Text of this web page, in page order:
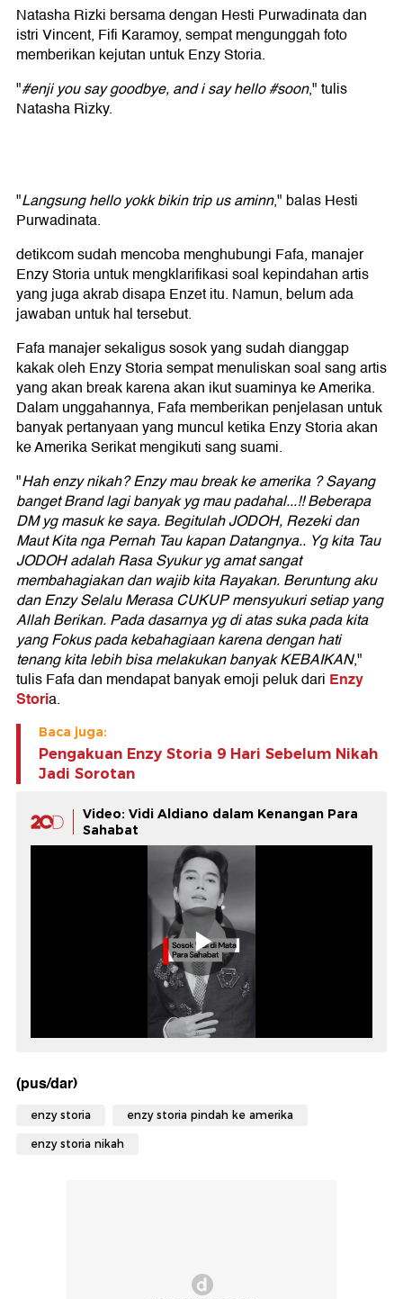
Natasha Rizki bersama dengan Hesti Purwadinata dan
istri Vincent, Fifi Karamoy, sempat mengunggah foto
memberikan kejutan untuk Enzy Storia.
"#enji you say goodbye, and i say hello #soon," tulis
Natasha Rizky.
"Langsung hello yokk bikin trip us aminn," balas Hesti
Purwadinata.
detikcom sudah mencoba menghubungi Fafa, manajer
Enzy Storia untuk mengklarifikasi soal kepindahan artis
yang juga akrab disapa Enzet itu. Namun, belum ada
jawaban untuk hal tersebut.
Fafa manajer sekaligus sosok yang sudah dianggap
kakak oleh Enzy Storia sempat menuliskan soal sang artis
yang akan break karena akan ikut suaminya ke Amerika.
Dalam unggahannya, Fafa memberikan penjelasan untuk
banyak pertanyaan yang muncul ketika Enzy Storia akan
ke Amerika Serikat mengikuti sang suami.
"Hah enzy nikah? Enzy mau break ke amerika ? Sayang
banget Brand lagi banyak yg mau padahal...!! Beberapa
DM yg masuk ke saya. Begitulah JODOH, Rezeki dan
Maut Kita nga Pernah Tau kapan Datangnya.. Yg kita Tau
JODOH adalah Rasa Syukur yg amat sangat
membahagiakan dan wajib kita Rayakan. Beruntung aku
dan Enzy Selalu Merasa CUKUP mensyukuri setiap yang
Allah Berikan. Pada dasarnya yg di atas suka pada kita
yang Fokus pada kebahagiaan karena dengan hati
tenang kita lebih bisa melakukan banyak KEBAIKAN,"
tulis Fafa dan mendapat banyak emoji peluk dari Enzy
Storia.
Baca juga:
Pengakuan Enzy Storia 9 Hari Sebelum Nikah
Jadi Sorotan
Video: Vidi Aldiano dalam Kenangan Para
Sahabat
(pus/dar)
enzy storia enzy storia pindah ke amerika
enzy storia nikah